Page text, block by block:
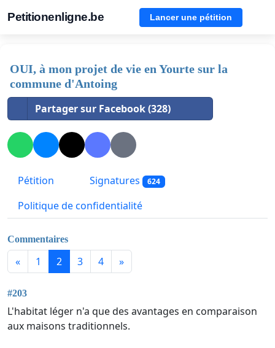
Petitionenligne.be Lancer une pétition
OUI, à mon projet de vie en Yourte sur la
commune d'Antoing
Partager sur Facebook (328)
Pétition Signatures 624
Politique de confidentialité
Commentaires
« 1 2 3 4 »
#203
L'habitat léger n'a que des avantages en comparaison
aux maisons traditionnels.